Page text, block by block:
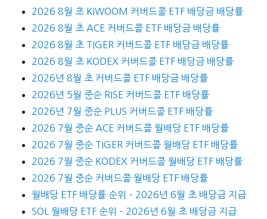
2026 8월 초 KIWOOM 커버드콜 ETF 배당금 배당률
2026 8월 초 ACE 커버드콜 ETF 배당금 배당률
2026 8월 초 TIGER 커버드콜 ETF 배당금 배당률
2026 8월 초 KODEX 커버드콜 ETF 배당금 배당률
2026년 8월 초 커버드콜 ETF 배당금 배당률
2026년 5월 중순 RISE 커버드콜 ETF 배당률
2026년 7월 중순 PLUS 커버드콜 ETF 배당률
2026 7월 중순 ACE 커버드콜 월배당 ETF 배당률
2026 7월 중순 TIGER 커버드콜 월배당 ETF 배당률
2026 7월 중순 KODEX 커버드콜 월배당 ETF 배당률
2026 7월 중순 커버드콜 월배당 ETF 배당률
월배당 ETF 배당률 순위 – 2026년 6월 초 배당금 지급
SOL 월배당 ETF 순위 – 2026년 6월 초 배당금 지급